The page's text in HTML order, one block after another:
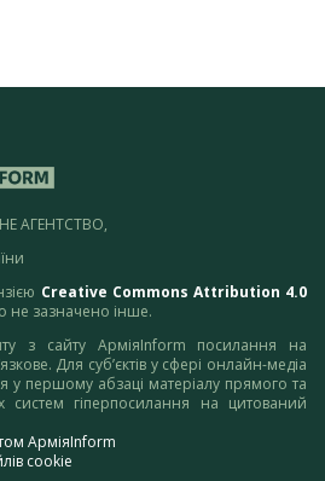
АГЕНТСТВО,
Creative Commons Attribution 4.0
не зазначено інше.
з сайту АрміяInform посилання на
Для суб’єктів у сфері онлайн-медіа
у першому абзаці матеріалу прямого та
систем гіперпосилання на цитований
АрміяInform
cookie